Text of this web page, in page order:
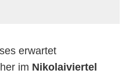
erwartet
im Nikolaiviertel